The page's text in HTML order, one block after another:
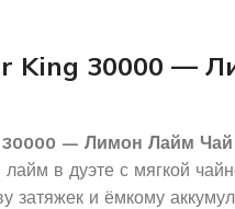
King 30000 —
30000 — Лимон Лайм
в дуэте с мягкой
затяжек и ёмкому